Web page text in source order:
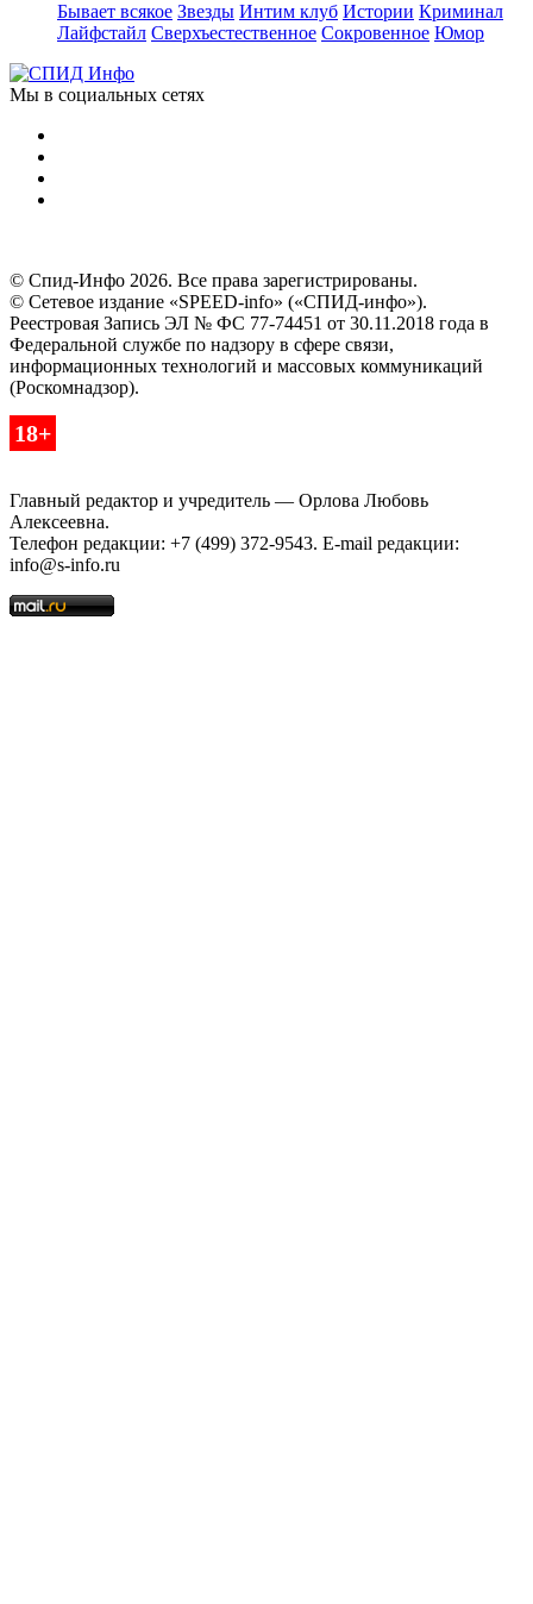
Бывает всякое Звезды Интим клуб Истории Криминал
Лайфстайл Сверхъестественное Сокровенное Юмор
Мы в социальных сетях
© Спид-Инфо 2026. Все права зарегистрированы.
© Сетевое издание «SPEED-info» («СПИД-инфо»).
Реестровая Запись ЭЛ № ФС 77-74451 от 30.11.2018 года в
Федеральной службе по надзору в сфере связи,
информационных технологий и массовых коммуникаций
(Роскомнадзор).
18+
Главный редактор и учредитель — Орлова Любовь
Алексеевна.
Телефон редакции: +7 (499) 372-9543. E-mail редакции:
info@s-info.ru